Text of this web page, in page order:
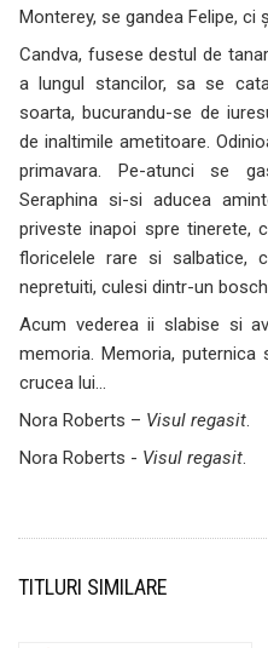
Monterey, se gandea Felipe, ci
Candva, fusese destul de
a lungul stancilor, sa se
soarta, bucurandu-se de
de inaltimile ametitoare.
primavara. Pe-atunci se
Seraphina si-si aducea
priveste inapoi spre tinerete,
floricelele rare si
nepretuiti, culesi dintr-un
Acum vederea ii slabise si
memoria. Memoria,
crucea lui…
Nora Roberts – Visul regasit.
Nora Roberts - Visul regasit.
TITLURI SIMILARE